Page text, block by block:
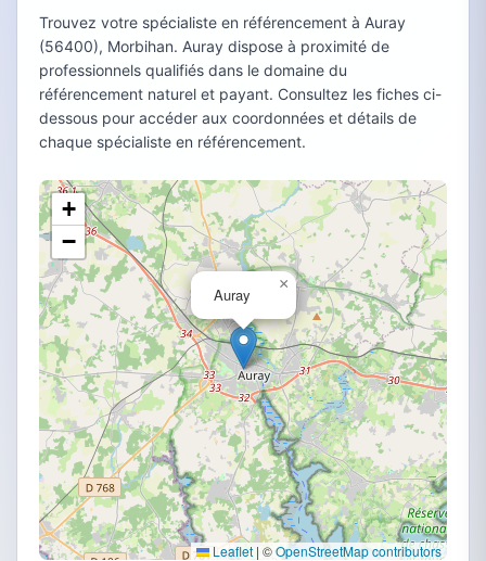
Trouvez votre spécialiste en référencement à Auray
(56400), Morbihan. Auray dispose à proximité de
professionnels qualifiés dans le domaine du
référencement naturel et payant. Consultez les fiches ci-
dessous pour accéder aux coordonnées et détails de
chaque spécialiste en référencement.
Auray
×
+
−
Leaflet | ©OpenStreetMap contributors